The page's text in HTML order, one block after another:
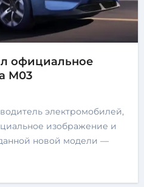
официальное
M03
изображение и
новой модели —